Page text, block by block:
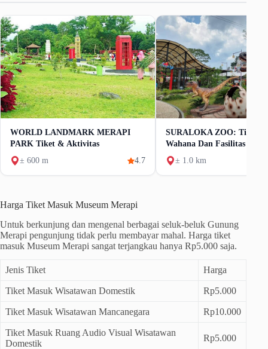
WORLD LANDMARK MERAPI
PARK Tiket & Aktivitas
± 600 m
4.7
SURALOKA ZOO: Tiket
Wahana Dan Fasilitas
± 1.0 km
Harga Tiket Masuk Museum Merapi
Untuk berkunjung dan mengenal berbagai seluk-beluk Gunung
Merapi pengunjung tidak perlu membayar mahal. Harga tiket
masuk Museum Merapi sangat terjangkau hanya Rp5.000 saja.
Jenis Tiket Harga
Tiket Masuk Wisatawan Domestik Rp5.000
Tiket Masuk Wisatawan Mancanegara Rp10.000
Tiket Masuk Ruang Audio Visual Wisatawan
Domestik
Rp5.000